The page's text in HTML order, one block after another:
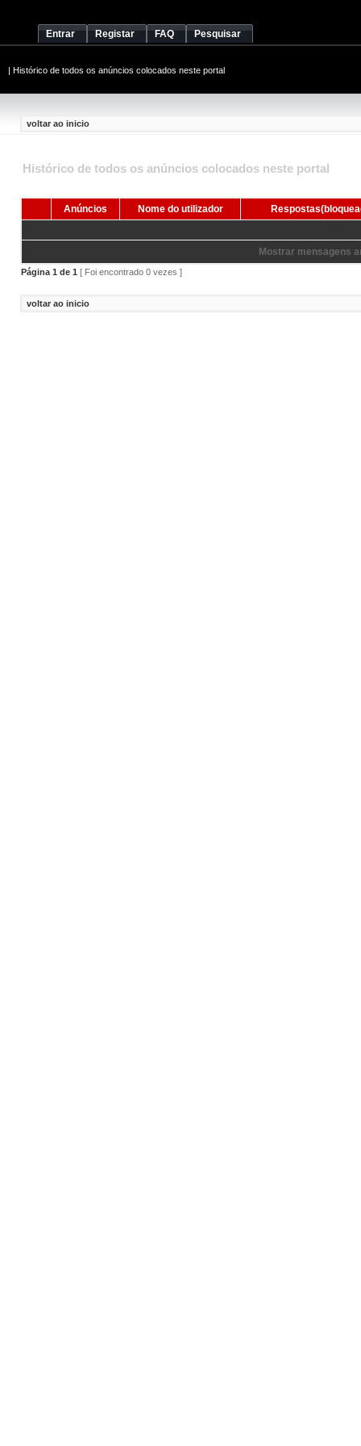
Entrar Registar FAQ Pesquisar
| Histórico de todos os anúncios colocados neste portal
voltar ao inicio
Histórico de todos os anúncios colocados neste portal
Anúncios Nome do utilizador
Mostrar mensagens
Página 1 de 1 [ Foi encontrado 0 vezes ]
voltar ao inicio